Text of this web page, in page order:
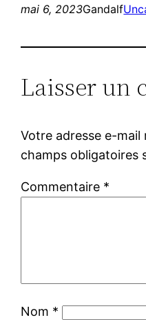
mai 6, 2023Gandalf
Laisser un
Votre adresse e-mail
champs obligatoires
Commentaire *
Nom *